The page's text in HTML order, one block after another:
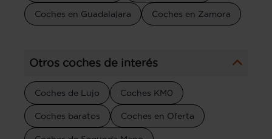
Coches en Guadalajara Coches en Zamora
Otros coches de interés
Coches de Lujo Coches KM0
Coches baratos Coches en Oferta